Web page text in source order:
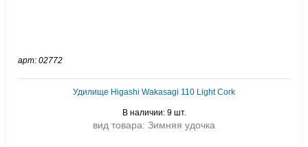
арт: 02772
Удилище Higashi Wakasagi 110 Light Cork
В наличии: 9 шт.
вид товара: Зимняя удочка